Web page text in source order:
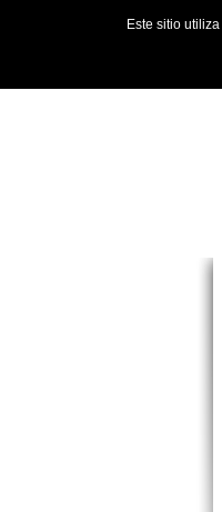
Este sitio utiliza